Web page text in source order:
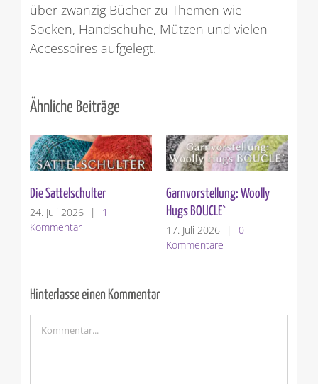
über zwanzig Bücher zu Themen wie
Socken, Handschuhe, Mützen und vielen
Accessoires aufgelegt.
Ähnliche Beiträge
Die Sattelschulter
24. Juli 2026
|
1
Kommentar
Garnvorstellung: Woolly
Hugs BOUCLE`
17. Juli 2026
|
0
Kommentare
Hinterlasse einen Kommentar